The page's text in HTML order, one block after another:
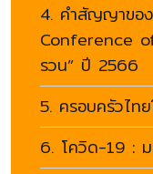
4. คำสัญญาของ
Conference
รวน” ปี 2566
5. ครอบครัวไท
6. โควิด-19 :